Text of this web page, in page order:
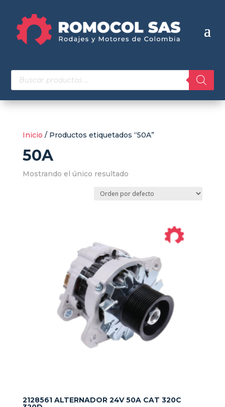
Búsqueda
de
productos
Inicio / Productos etiquetados “50A”
50A
Mostrando el único resultado
2128561 ALTERNADOR 24V 50A CAT 320C